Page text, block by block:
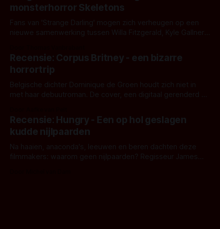
monsterhorror Skeletons
Fans van 'Strange Darling' mogen zich verheugen op een
nieuwe samenwerking tussen Willa Fitzgerald, Kyle Gallner
'Skeletons', een nieuwe creature feature waarvoor de
opnames zijn gestart in Australië.
Recensie: Corpus Britney - een bizarre
horrortrip
Belgische dichter Dominique de Groen houdt zich niet in
met haar debuutroman. De cover, een digitaal gerenderd en
achtergrond, belooft iets kleurrijks maar onheilspellends,
iets ongrijpbaars. En dat maakt De Groen met ieder woord
waar.
Recensie: Hungry - Een op hol geslagen
kudde nijlpaarden
Na haaien, anaconda's, leeuwen en beren dachten deze
filmmakers: waarom geen nijlpaarden? Regisseur James